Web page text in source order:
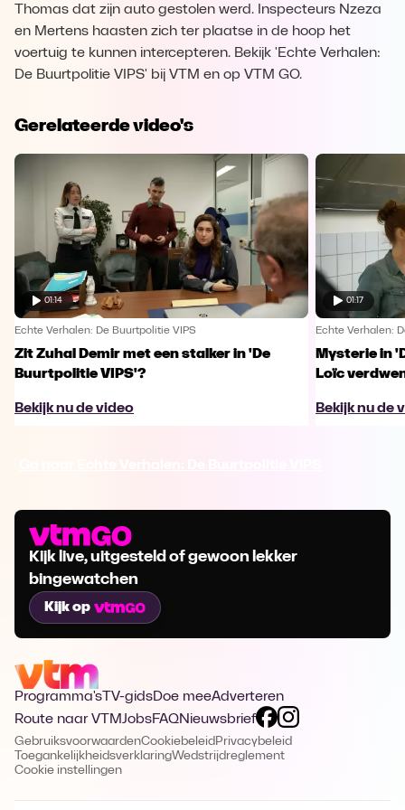
Thomas dat zijn auto gestolen werd. Inspecteurs Nzeza
en Mertens haasten zich ter plaatse in de hoop het
voertuig te kunnen intercepteren. Bekijk 'Echte Verhalen:
De Buurtpolitie VIPS' bij VTM en op VTM GO.
Gerelateerde video's
01:14
Echte Verhalen: De Buurtpolitie VIPS
Zit Zuhal Demir met een stalker in 'De
Buurtpolitie VIPS'?
Bekijk nu de video
01:17
Echte Verhalen:
Mysterie in
Loïc
Bekijk nu de
Kijk live, uitgesteld of gewoon lekker
bingewatchen
Kijk op
Programma's TV-gidsDoe meeAdverteren
Route naar VTMJobsFAQNieuwsbrief
GebruiksvoorwaardenCookiebeleid Privacybeleid
ToegankelijkheidsverklaringWedstrijdreglement
Cookie instellingen